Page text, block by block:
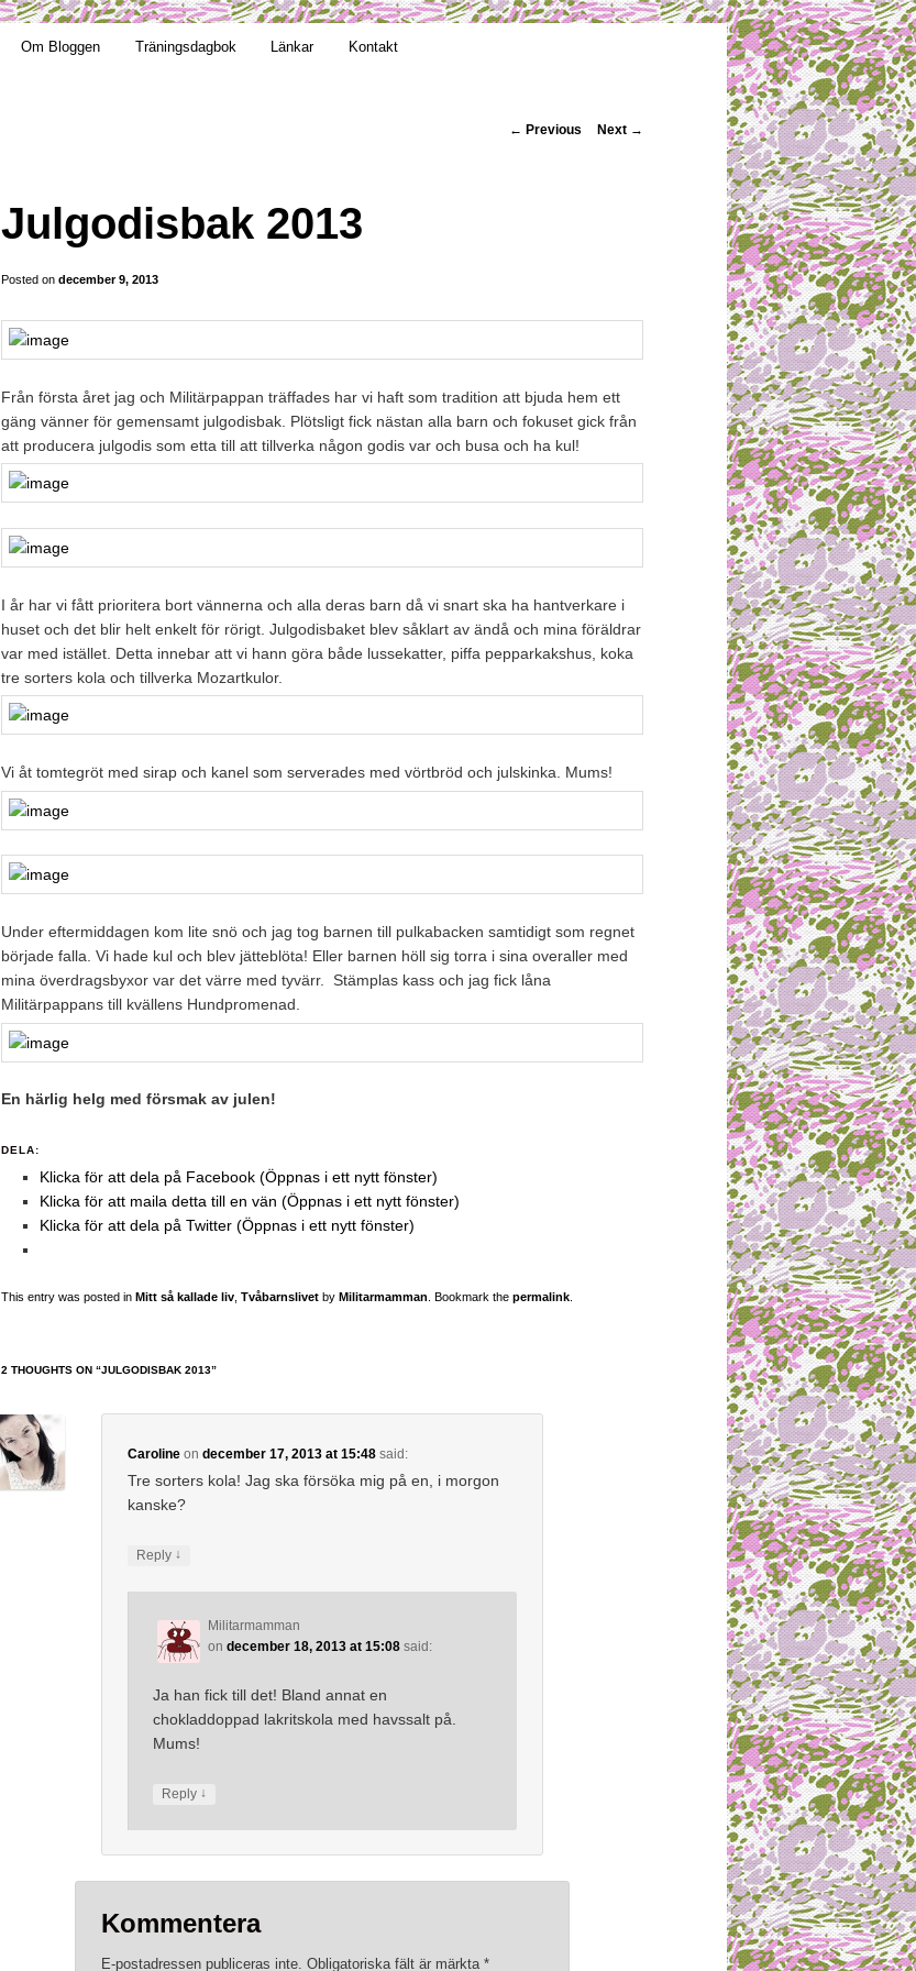
Om Bloggen Träningsdagbok Länkar Kontakt
Post navigation
← Previous Next →
Julgodisbak 2013
Posted on december 9, 2013
Från första året jag och Militärpappan träffades har vi haft som tradition att bjuda hem ett
gäng vänner för gemensamt julgodisbak. Plötsligt fick nästan alla barn och fokuset gick från
att producera julgodis som etta till att tillverka någon godis var och busa och ha kul!
I år har vi fått prioritera bort vännerna och alla deras barn då vi snart ska ha hantverkare i
huset och det blir helt enkelt för rörigt. Julgodisbaket blev såklart av ändå och mina föräldrar
var med istället. Detta innebar att vi hann göra både lussekatter, piffa pepparkakshus, koka
tre sorters kola och tillverka Mozartkulor.
Vi åt tomtegröt med sirap och kanel som serverades med vörtbröd och julskinka. Mums!
Under eftermiddagen kom lite snö och jag tog barnen till pulkabacken samtidigt som regnet
började falla. Vi hade kul och blev jätteblöta! Eller barnen höll sig torra i sina overaller med
mina överdragsbyxor var det värre med tyvärr. Stämplas kass och jag fick låna
Militärpappans till kvällens Hundpromenad.
En härlig helg med försmak av julen!
DELA:
Klicka för att dela på Facebook (Öppnas i ett nytt fönster)
Klicka för att maila detta till en vän (Öppnas i ett nytt fönster)
Klicka för att dela på Twitter (Öppnas i ett nytt fönster)
This entry was posted in Mitt så kallade liv Tvåbarnslivet by Militarmamman . Bookmark the permalink
2 THOUGHTS ON “JULGODISBAK 2013”
Carolineon december 17, 2013 at 15:48 said:
Tre sorters kola! Jag ska försöka mig på en, i morgon
kanske?
Reply ↓
Militarmamman
ondecember 18, 2013 at 15:08 said:
Ja han fick till det! Bland annat en
chokladdoppad lakritskola med havssalt på.
Mums!
Reply ↓
Kommentera
E-postadressen publiceras inte. Obligatoriska fält är märkta *